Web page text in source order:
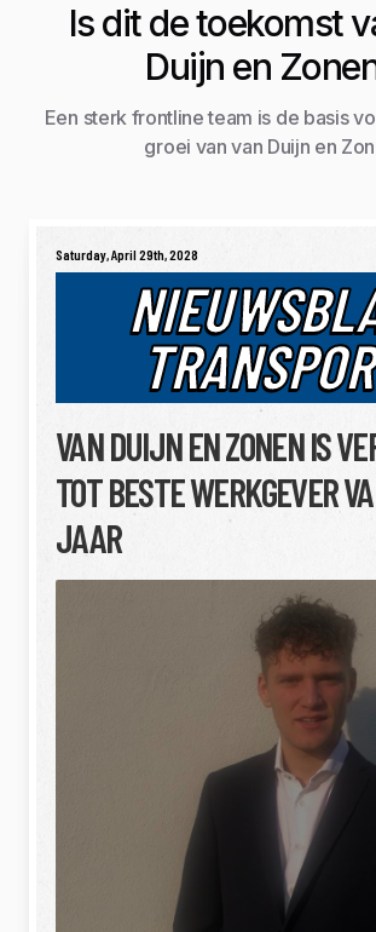
Saturday, April 29th, 2028
VAN DUIJN EN ZONEN IS
TOT BESTE WERKGEVER
JAAR
Is dit de toekomst
Duijn en
Een sterk frontline team is de basis
groei van van Duijn en